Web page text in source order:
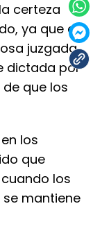
certeza
ya que el
juzgada,
dictada por
que los
los
que
los
mantiene